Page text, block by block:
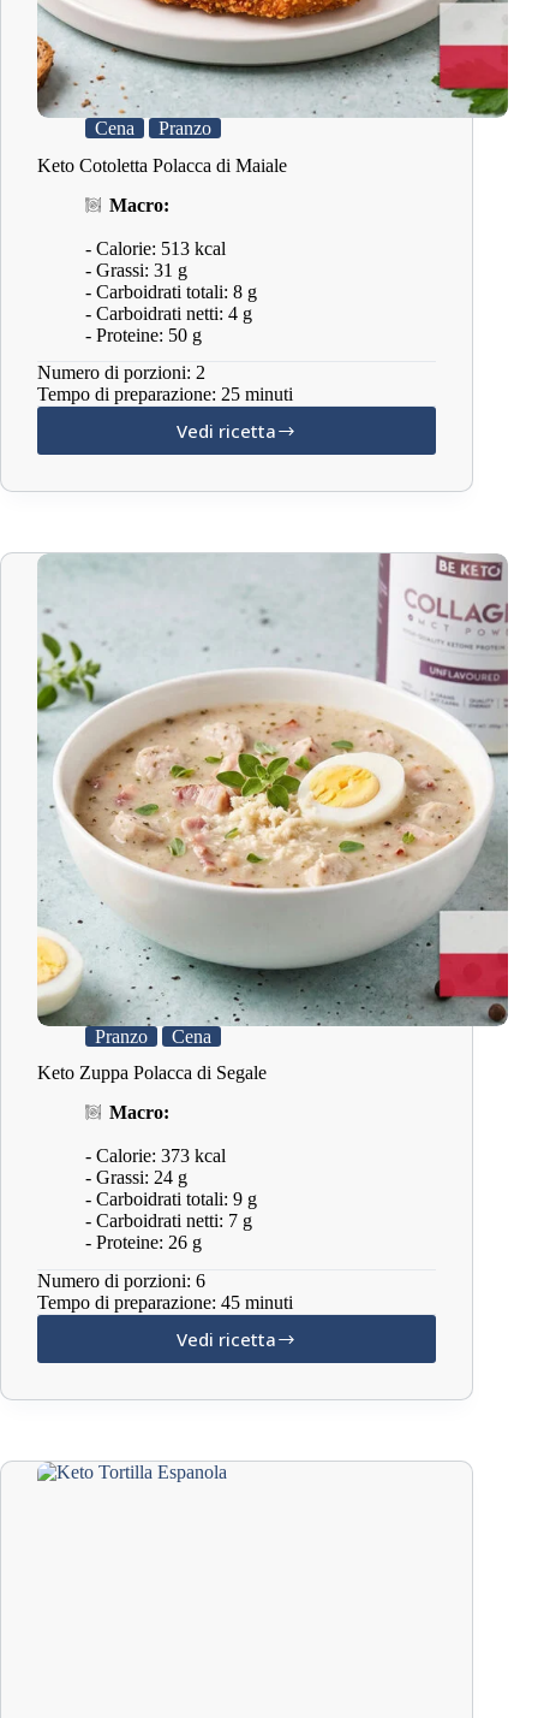
Cena
Pranzo
Keto Cotoletta Polacca di Maiale
Macro:
- Calorie: 513 kcal
- Grassi: 31 g
- Carboidrati totali: 8 g
- Carboidrati netti: 4 g
- Proteine: 50 g
Numero di porzioni: 2
Tempo di preparazione: 25 minuti
Vedi ricetta
Keto
Polacca
Pranzo
Cena
Keto Zuppa Polacca di Segale
Macro:
- Calorie: 373 kcal
- Grassi: 24 g
- Carboidrati totali: 9 g
- Carboidrati netti: 7 g
- Proteine: 26 g
Numero di porzioni: 6
Tempo di preparazione: 45 minuti
Vedi ricetta
Keto
Polacca